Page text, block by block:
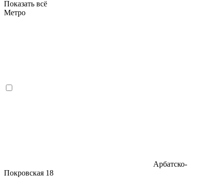
Показать всё
Метро
Арбатско-
Покровская 18